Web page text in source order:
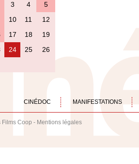
3 4
5
10 11
12
17 18
19
24 25
26
CINÉDOC MANIFESTATIONS
Coop - Mentions légales